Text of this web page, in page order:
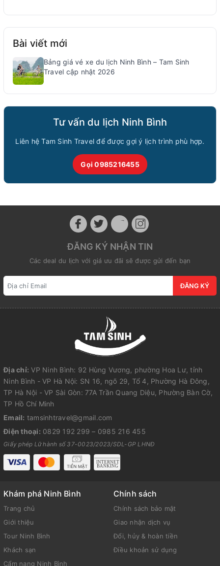
Bài viết mới
Bảng giá vé xe du lịch Ninh Bình – Tam Sinh
Travel cập nhật 2026
Tư vấn du lịch Ninh Bình
Liên hệ Tam Sinh Travel để được gợi ý lịch trình phù hợp.
Gọi 0985216455
ĐĂNG KÝ NHẬN TIN
Các deal du lịch với giá ưu đãi sẽ được gửi đến bạn
ĐĂNG KÝ
Địa chỉ: VP Ninh Bình: 92 Hùng Vương, phường Hoa Lư, tỉnh
Ninh Bình - VP Hà Nội: SN 16, ngõ 29, Tổ 4, Phường Hà Đông,
TP Hà Nội - VP Sài Gòn: 77A Trần Quang Diệu, Phường Bàn Cờ,
TP Hồ Chí Minh
Email: tamsinhtravel@gmail.com
Điện thoại: 0829 192 299 – 0985 216 455
Giấy phép Lữ hành số 37-0023/2023/SDL-GP LHNĐ
Khám phá Ninh Bình
Trang chủ
Giới thiệu
Tour Ninh Bình
Khách sạn
Cẩm nang Ninh Bình
Chính sách
Chính sách bảo mật
Giao nhận dịch vụ
Đổi, hủy & hoàn tiền
Điều khoản sử dụng